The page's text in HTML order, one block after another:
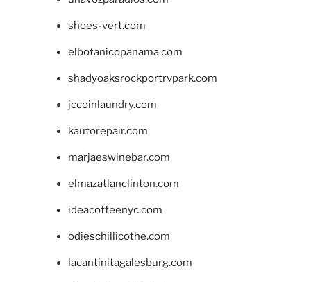
shoes-vert.com
elbotanicopanama.com
shadyoaksrockportrvpark.com
jccoinlaundry.com
kautorepair.com
marjaeswinebar.com
elmazatlanclinton.com
ideacoffeenyc.com
odieschillicothe.com
lacantinitagalesburg.com